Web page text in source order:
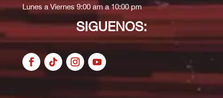
Lunes a Viernes 9:00 am a 10:00 pm
SIGUENOS: